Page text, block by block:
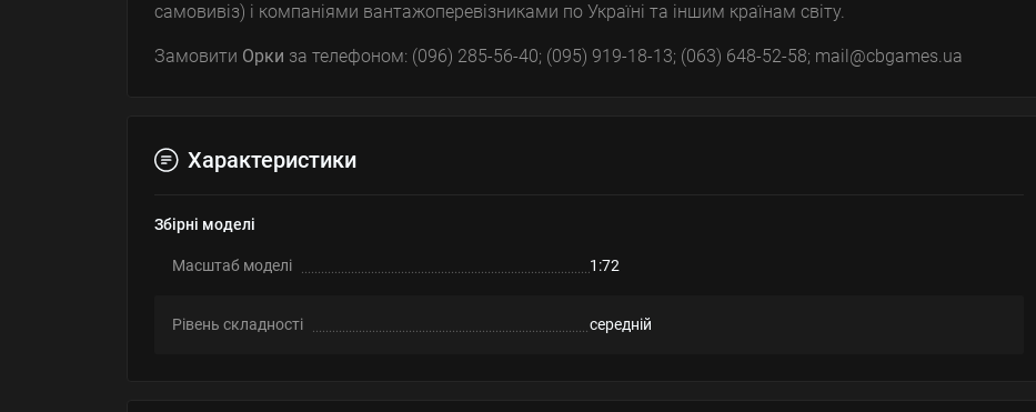
самовивіз) і компаніями вантажоперевізниками по Україні та іншим країнам світу.
Замовити Орки за телефоном: (096) 285-56-40; (095) 919-18-13; (063) 648-52-58; mail@cbgames.ua
Характеристики
Збірні моделі
Масштаб моделі 1:72
Рівень складності середній